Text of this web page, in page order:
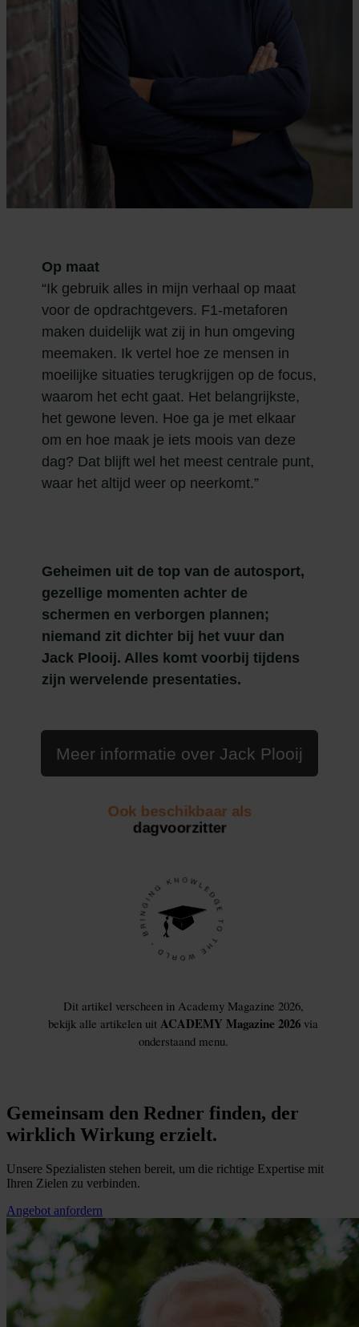
Gemeinsam den Redner finden, der
wirklich Wirkung erzielt.
Unsere Spezialisten stehen bereit, um die richtige Expertise mit
Ihren Zielen zu verbinden.
Angebot anfordern